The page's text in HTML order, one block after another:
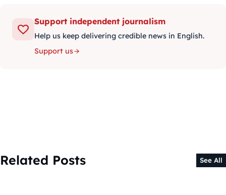
Support independent journalism
Help us keep delivering credible news in English.
Support us
Related Posts See All